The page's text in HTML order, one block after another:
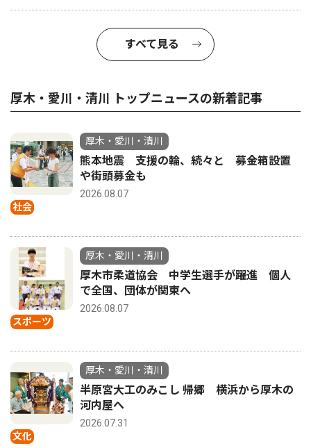
すべて見る
厚木・愛川・清川 トップニュースの新着記事
社会
厚木・愛川・清川
熊本地震 支援の輪、続々と 募金箱設置
や街頭募金も
2026.08.07
スポーツ
厚木・愛川・清川
厚木市柔道協会 中学生選手が躍進 個人
で全国、団体が関東へ
2026.08.07
文化
厚木・愛川・清川
半原宮大工のみこし 帰郷 横浜から厚木の
河内屋へ
2026.07.31